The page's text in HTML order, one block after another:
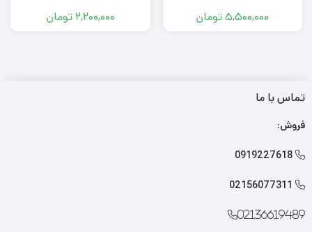
5,500,000تومان 2,200,000 تومان
تماس با ما
فروش:

0919227618

02156077311
02136619489